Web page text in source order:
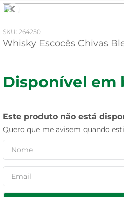
: 264250
Whisky Escocês Chivas
Disponível em
Este produto não está
Quero que me avisem quando